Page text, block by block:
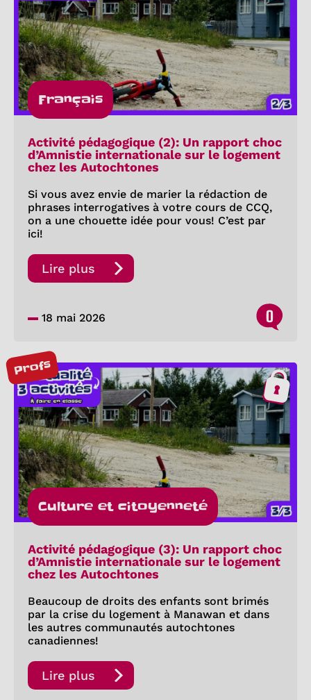
Français
Activité pédagogique (2): Un rapport choc
d’Amnistie internationale sur le logement
chez les Autochtones
Si vous avez envie de marier la rédaction de
phrases interrogatives à votre cours de CCQ,
on a une chouette idée pour vous! C’est par
ici!
Lire plus
18 mai 2026 0
Profs
Culture et citoyenneté
Activité pédagogique (3): Un rapport choc
d’Amnistie internationale sur le logement
chez les Autochtones
Beaucoup de droits des enfants sont brimés
par la crise du logement à Manawan et dans
les autres communautés autochtones
canadiennes!
Lire plus